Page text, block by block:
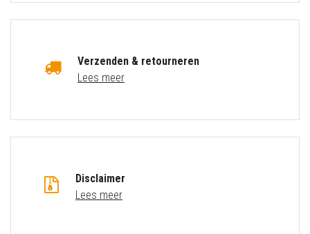
Verzenden & retourneren
Lees meer
Disclaimer
Lees meer